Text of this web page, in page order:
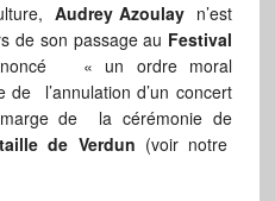
Audrey Azoulay n’est
de son passage au Festival
« un ordre moral
l’annulation d’un concert
de la cérémonie de
de Verdun (voir notre